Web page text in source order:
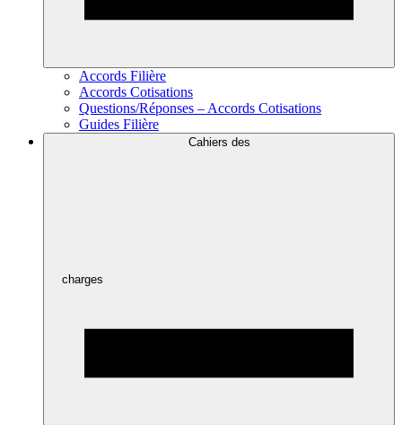
Accords Filière
Accords Cotisations
Questions/Réponses – Accords Cotisations
Guides Filière
Cahiers des
charges